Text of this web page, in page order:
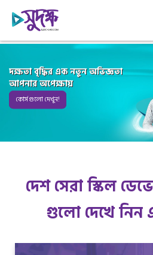
দক্ষতা বৃদ্ধির এক নতুন অভিজ্ঞতা
আপনার অপেক্ষায়
কোর্স গুলো দেখুন!
দেশ সেরা স্কিল
গুলো দেখে